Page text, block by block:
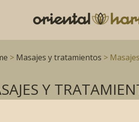
> Masajes y tratamientos >
Y